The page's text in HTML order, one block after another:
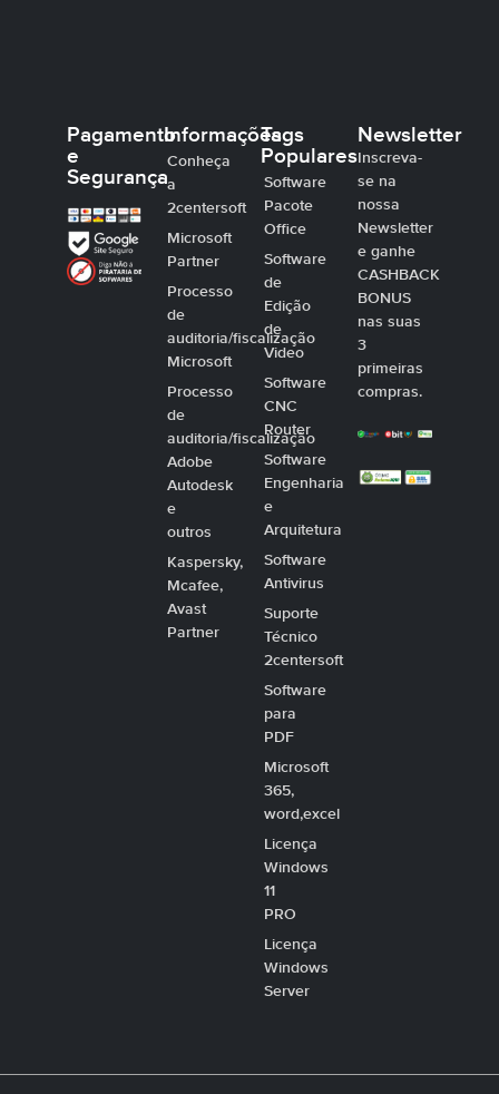
Pagamento
e
Segurança
Informações
Conheça
a
2centersoft
Microsoft
Partner
Processo
de
auditoria/fiscalização
Microsoft
Processo
de
auditoria/fiscalização
Adobe
Autodesk
e
outros
Kaspersky,
Mcafee,
Avast
Partner
Tags
Populares
Software
Pacote
Office
Software
de
Edição
de
Video
Software
CNC
Router
Software
Engenharia
e
Arquitetura
Software
Antivirus
Suporte
Técnico
2centersoft
Software
para
PDF
Microsoft
365,
word,excel
Licença
Windows
11
PRO
Licença
Windows
Server
Newsletter
Inscreva-
se na
nossa
Newsletter
e ganhe
CASHBACK
BONUS
nas suas
3
primeiras
compras.